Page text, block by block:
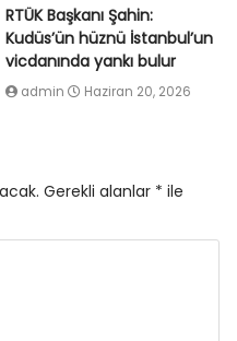
RTÜK Başkanı Şahin:
Kudüs’ün hüznü İstanbul’un
vicdanında yankı bulur
admin Haziran 20, 2026
Gerekli alanlar * ile